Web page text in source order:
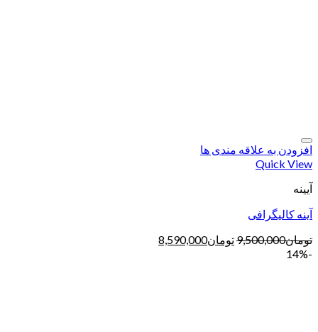
افزودن به علاقه مندی ها
Quick View
آیینه
آینه کالیگرافی
تومان9,500,000تومان8,590,000
-14%